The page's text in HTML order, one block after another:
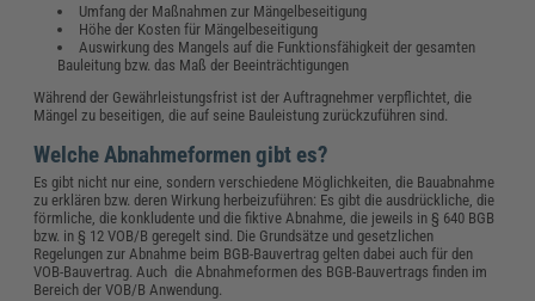
Umfang der Maßnahmen zur Mängelbeseitigung
Höhe der Kosten für Mängelbeseitigung
Auswirkung des Mangels auf die Funktionsfähigkeit der gesamten
Bauleitung bzw. das Maß der Beeinträchtigungen
Während der Gewährleistungsfrist ist der Auftragnehmer verpflichtet, die
Mängel zu beseitigen, die auf seine Bauleistung zurückzuführen sind.
Welche Abnahmeformen gibt es?
Es gibt nicht nur eine, sondern verschiedene Möglichkeiten, die Bauabnahme
zu erklären bzw. deren Wirkung herbeizuführen: Es gibt die ausdrückliche, die
förmliche, die konkludente und die fiktive Abnahme, die jeweils in § 640 BGB
bzw. in § 12 VOB/B geregelt sind. Die Grundsätze und gesetzlichen
Regelungen zur Abnahme beim BGB-Bauvertrag gelten dabei auch für den
VOB-Bauvertrag. Auch die Abnahmeformen des BGB-Bauvertrags finden im
Bereich der VOB/B Anwendung.